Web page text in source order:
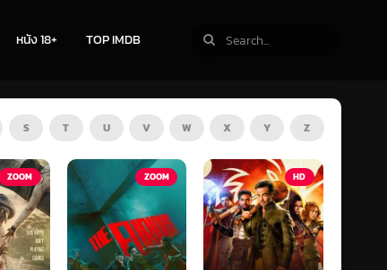
หนัง 18+ TOP IMDB
S T U V W X Y Z
ZOOM HD